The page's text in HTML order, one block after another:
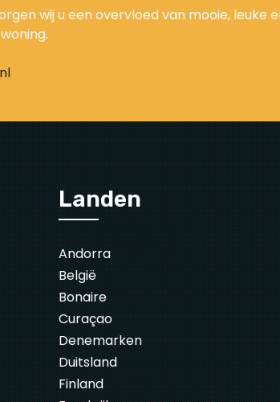
wij u een overvloed van mooie,
Landen
Andorra
België
Bonaire
Curaçao
Denemarken
Duitsland
Finland